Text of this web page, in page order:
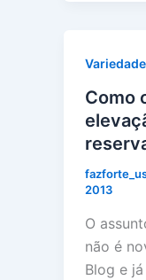
Como
2013
O
não é
Blog e